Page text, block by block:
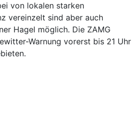
von lokalen starken
vereinzelt sind aber auch
Hagel möglich. Die ZAMG
Warnung vorerst bis 21 Uhr